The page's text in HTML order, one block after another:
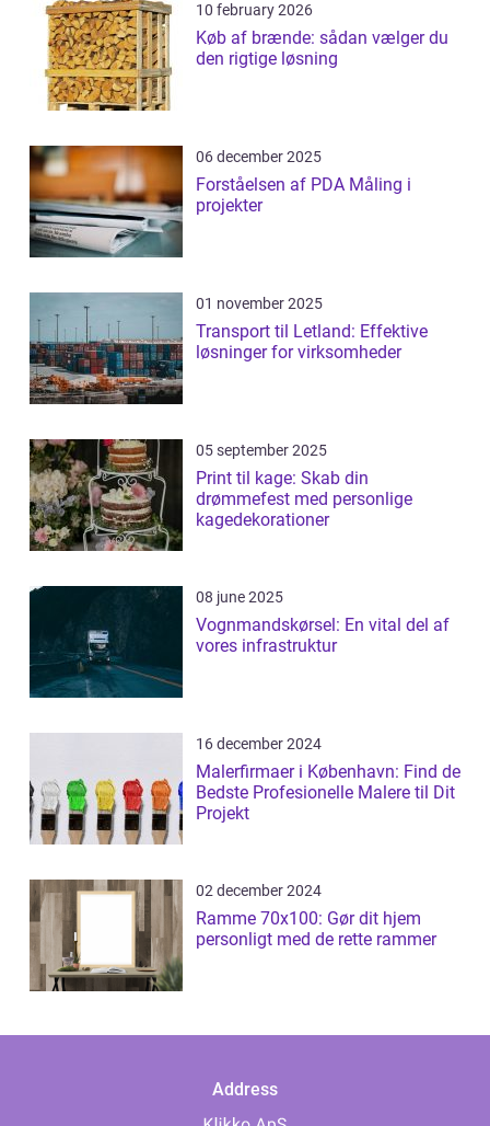
10 february 2026
Køb af brænde: sådan vælger du
den rigtige løsning
06 december 2025
Forståelsen af PDA Måling i
projekter
01 november 2025
Transport til Letland: Effektive
løsninger for virksomheder
05 september 2025
Print til kage: Skab din
drømmefest med personlige
kagedekorationer
08 june 2025
Vognmandskørsel: En vital del af
vores infrastruktur
16 december 2024
Malerfirmaer i København: Find de
Bedste Profesionelle Malere til Dit
Projekt
02 december 2024
Ramme 70x100: Gør dit hjem
personligt med de rette rammer
Address